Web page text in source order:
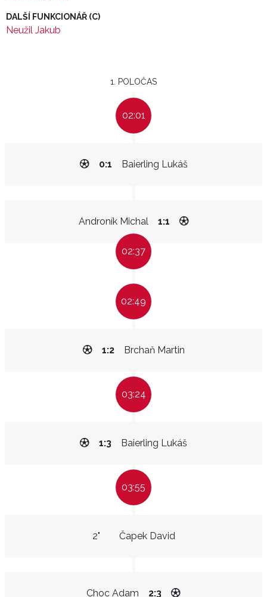
DALŠÍ FUNKCIONÁŘ (C)
Neužil Jakub
1. POLOČAS
02:01
Baierling Lukáš
0:1
Androník Michal 1:1
02:37
02:49
Brchaň Martin
1:2
03:24
Baierling Lukáš
1:3
03:55
Čapek David
2"
Choc Adam 2:3